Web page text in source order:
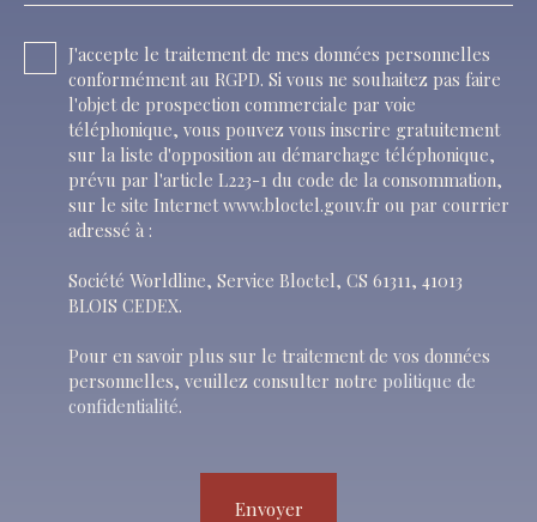
J'accepte le traitement de mes données personnelles
conformément au RGPD. Si vous ne souhaitez pas faire
l'objet de prospection commerciale par voie
téléphonique, vous pouvez vous inscrire gratuitement
sur la liste d'opposition au démarchage téléphonique,
prévu par l'article L223-1 du code de la consommation,
sur le site Internet www.bloctel.gouv.fr ou par courrier
adressé à :
Société Worldline, Service Bloctel, CS 61311, 41013
BLOIS CEDEX.
Pour en savoir plus sur le traitement de vos données
personnelles, veuillez consulter notre politique de
confidentialité.
Envoyer